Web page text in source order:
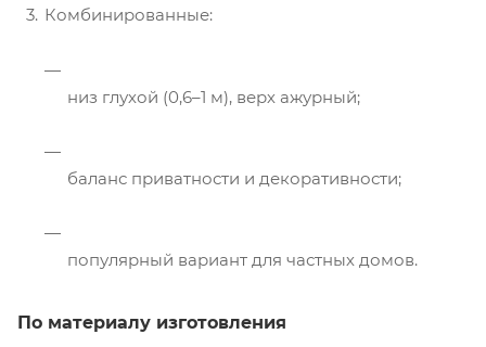
Комбинированные:
низ глухой (0,6–1 м), верх ажурный;
баланс приватности и декоративности;
популярный вариант для частных домов.
По материалу изготовления